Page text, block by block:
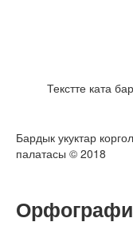
Текстте ката
Бардык укуктар
палатасы © 2018